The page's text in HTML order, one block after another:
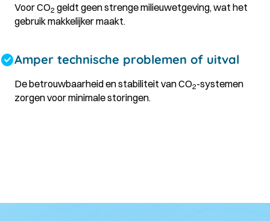
Voor CO2 geldt geen strenge milieuwetgeving, wat het
gebruik makkelijker maakt.
Amper technische problemen of uitval
De betrouwbaarheid en stabiliteit van CO2-systemen
zorgen voor minimale storingen.